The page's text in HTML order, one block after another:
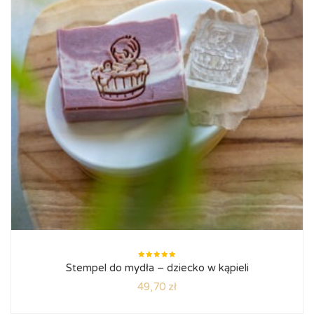
Oceniono
5.00na
Stempel do mydła – dziecko w kąpieli
49,70 zł